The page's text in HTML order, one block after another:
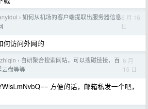
› 如何从机场的客户端提取出服务器信息6 月 16
日
何访问外网的
› 自研聚合搜索网站，可以搜磁链接，百
云盘等等
6 月
16 日
方便的话，邮箱私发一个吧，